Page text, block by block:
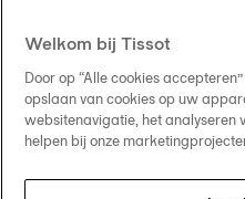
Our commitments
Welkom bij Tissot
Door op “Alle cookies
opslaan van cookies op uw
websitenavigatie, het analyseren
helpen bij onze